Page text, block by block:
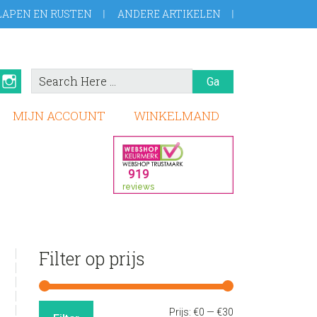
EN RUSTEN ANDERE ARTIKELEN
Search
Here
PinterestInstagram
MIJN ACCOUNT WINKELMAND
sidebar
Store
Sidebar
Filter op prijs
Prijs: €0 — €30